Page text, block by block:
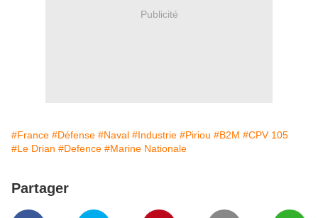
Publicité
#France #Défense #Naval #Industrie #Piriou #B2M #CPV 105
#Le Drian #Defence #Marine Nationale
Partager